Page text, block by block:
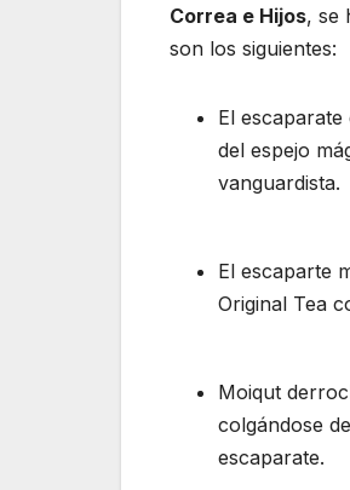
Correa e Hijos, se
son los siguientes:
El
del espejo
vanguardista.
El escaparte
Original Tea
Moiqut
colgándose
escaparate.